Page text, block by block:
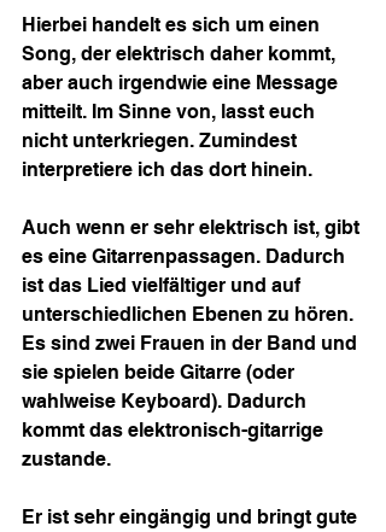
Hierbei handelt es sich um einen
Song, der elektrisch daher kommt,
aber auch irgendwie eine Message
mitteilt. Im Sinne von, lasst euch
nicht unterkriegen. Zumindest
interpretiere ich das dort hinein.
Auch wenn er sehr elektrisch ist, gibt
es eine Gitarrenpassagen. Dadurch
ist das Lied vielfältiger und auf
unterschiedlichen Ebenen zu hören.
Es sind zwei Frauen in der Band und
sie spielen beide Gitarre (oder
wahlweise Keyboard). Dadurch
kommt das elektronisch-gitarrige
zustande.
Er ist sehr eingängig und bringt gute